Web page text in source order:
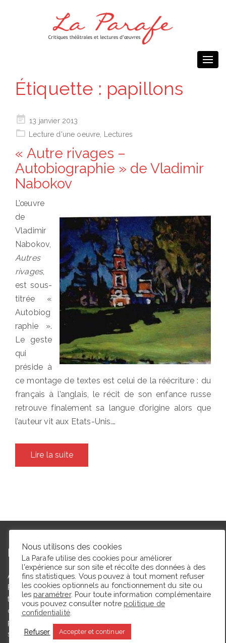
Étiquette : papillons
Posted
on
13 janvier 2013
Lecture d'une oeuvre
Lectures
« Autre rivages –
Autobiographie » de Vladimir
Nabokov
L’œuvre
de
Vladimir
Nabokov,
Autres
rivages,
est sous-
titrée «
Autobiog
raphie ».
Le geste
qui
préside à
ce montage de textes est celui de la réécriture : du
français à l’anglais, le récit de son enfance russe
retrouve finalement sa langue d’origine alors que
l’auteur vit aux Etats-Unis.…
Lire la suite
L’autrice
Agrégée de lettres modernes et docteure en études théâtrales,
Floriane Toussaint est maîtresse de conférences en études
théâtrales à l’Université de Caen Normandie et membre du
comité du Syndicat de la critique. Ce blog, créé en 2009, a
pour but de partager des expériences de lectrice et de
spectatrice.
Nous utilisons des cookies
La Parafe utilise des cookies pour améliorer
l'expérience sur son site et récolte des données à des
fins statistiques. Vous pouvez à tout moment refuser
les cookies optionnels au fonctionnement du site ou
les paramétrer. Pour toute information complémentaire
vous pouvez consulter notre politique de
confidentialité.
Refuser Accepter et continuer